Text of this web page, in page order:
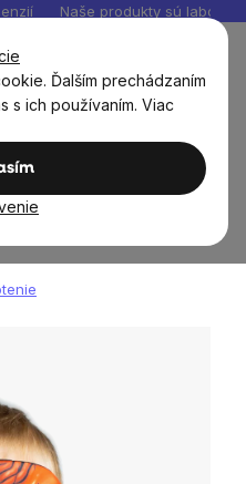
Ďalším prechádzaním
s ich používaním. Viac
Naše produkty sú
košík
motívmi obľúbených